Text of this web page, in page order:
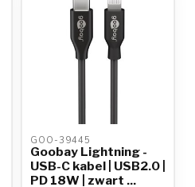
GOO-39445
Goobay Lightning -
USB-C kabel | USB2.0 |
PD 18W | zwart ...